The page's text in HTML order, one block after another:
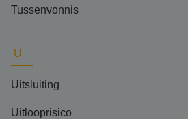
Tussenvonnis
U
Uitsluiting
Uitlooprisico